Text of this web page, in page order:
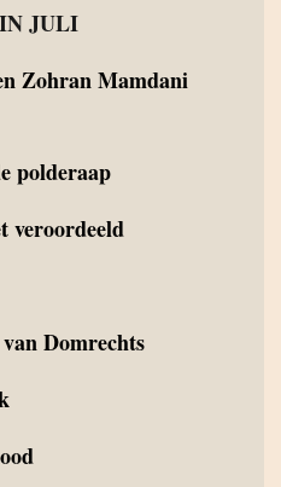
JULI
Zohran Mamdani
polderaap
veroordeeld
Domrechts